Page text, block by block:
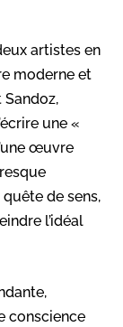
artistes en
moderne et
Sandoz,
une «
œuvre
de sens,
l’idéal
conscience